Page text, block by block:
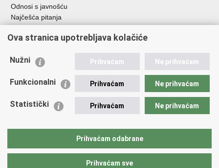
Odnosi s javnošću
Najčešća pitanja
Važne poveznice
EMN Nacionalna kontaktna točka za Republiku Hrvatsku
Policijska akademija
Zaklada policijske solidarnosti
Sindikati
Ova stranica upotrebljava kolačiće
Nužni Prihvaćam Ne prihvaćam
Funkcionalni Prihvaćam Ne prihvaćam
Statistički Prihvaćam Ne prihvaćam
Prihvaćam odabrane
Prihvaćam sve